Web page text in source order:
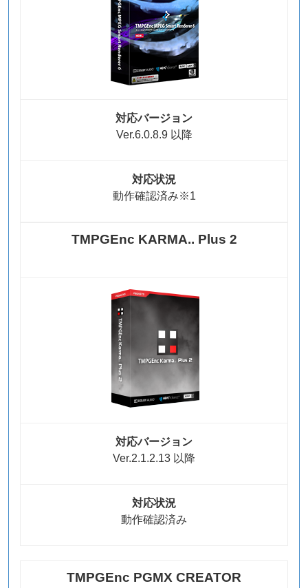
対応バージョン
Ver.6.0.8.9 以降
対応状況
動作確認済み※1
TMPGEnc KARMA.. Plus 2
対応バージョン
Ver.2.1.2.13 以降
対応状況
動作確認済み
TMPGEnc PGMX CREATOR